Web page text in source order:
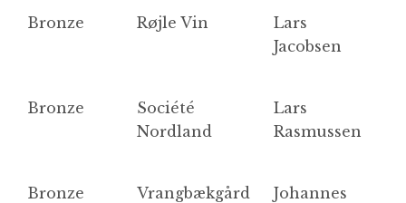
Bronze Røjle Vin
Lars
Jacobsen
Bronze
Société
Nordland
Lars
Rasmussen
Bronze
Vrangbækgård
Johannes